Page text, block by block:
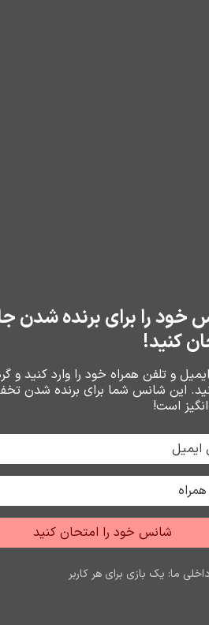
از ویندوز در آینده‌ی نزدیک اضافه
پنل پیامکی
خود را برای برنده شدن
کنید!
و تلفن همراه خود را وارد کنید و
این شانس شما برای برنده شدن
است!
شانس خود را امتحان کنید
ما: یک بازی برای هر کاربر